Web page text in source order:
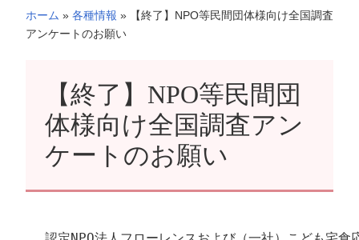
ホーム » 各種情報 » 【終了】NPO等民間団体様向け全国調査
アンケートのお願い
【終了】NPO等民間団
体様向け全国調査アン
ケートのお願い